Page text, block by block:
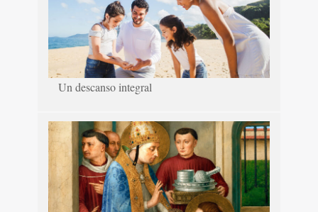
Un descanso integral